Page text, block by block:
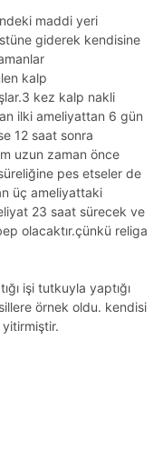
maddi yeri
giderek kendisine
kalp
kez kalp nakli
ilki ameliyattan 6 gün
12 saat sonra
uzun zaman önce
pes etseler de
üç ameliyattaki
23 saat sürecek ve
olacaktır.çünkü religa
işi tutkuyla yaptığı
örnek oldu. kendisi